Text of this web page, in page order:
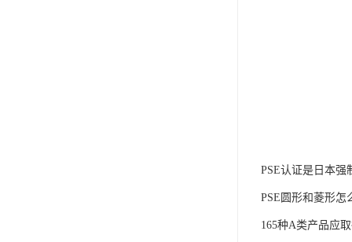
PSE认证是日本
PSE圆形和菱形怎
165种A类产品应